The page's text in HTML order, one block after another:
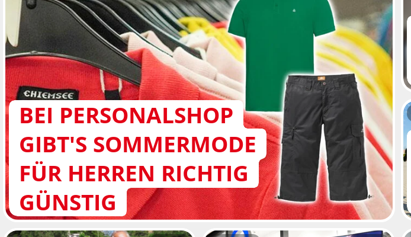
BEI PERSONALSHOP
GIBT'S SOMMERMODE
FÜR HERREN RICHTIG
GÜNSTIG